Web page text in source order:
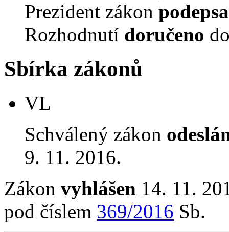
Prezident zákon
Rozhodnutí doručeno
Sbírka zákonů
VL
Schválený zákon
9. 11. 2016.
Zákon vyhlášen 14. 11.
pod číslem 369/2016 Sb.